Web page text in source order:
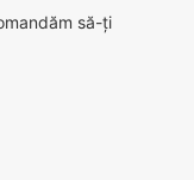
să-ți